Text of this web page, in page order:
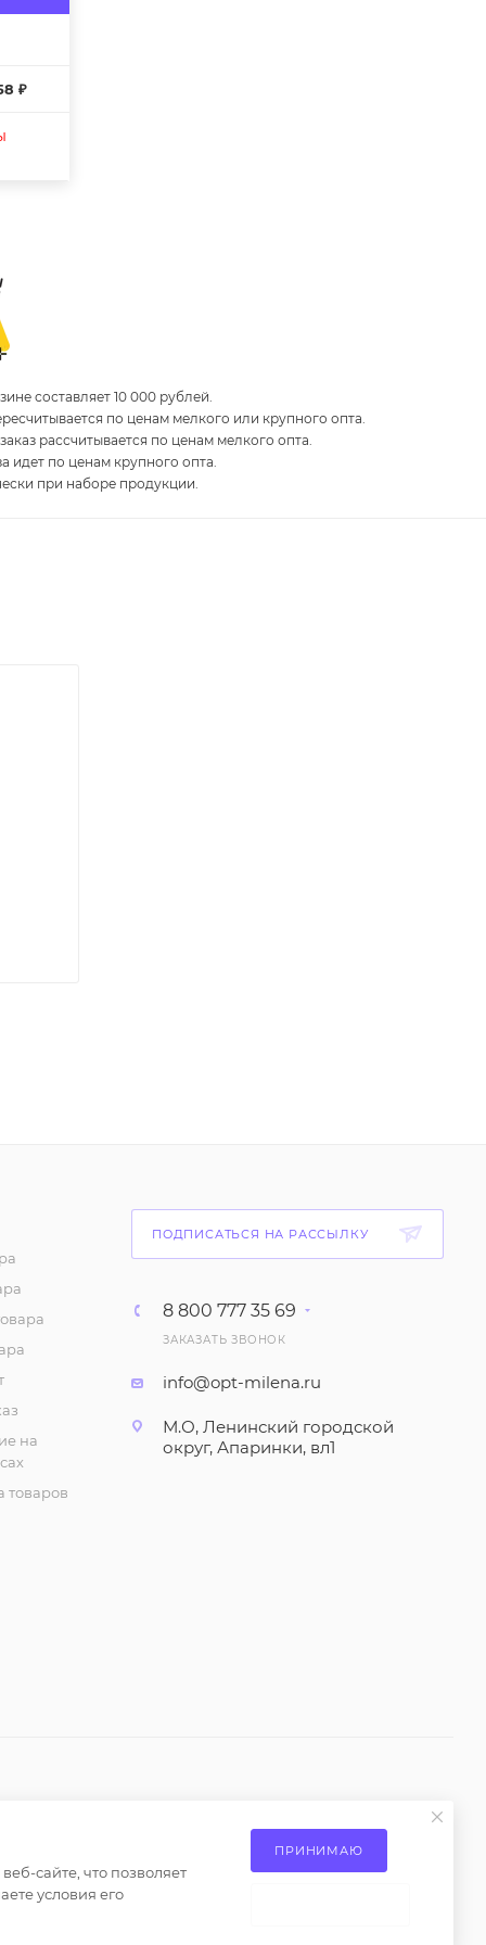
₽
составляет 10 000 рублей.
по ценам мелкого или крупного опта.
рассчитывается по ценам мелкого опта.
идет по ценам крупного опта.
при наборе продукции.
на
товаров
ПОДПИСАТЬСЯ НА РАССЫЛКУ
8 800 777 35 69
ЗАКАЗАТЬ ЗВОНОК
info@opt-milena.ru
М.О, Ленинский городской
округ, Апаринки, вл1
пункта 2 статьи 437 Гражданского кодекса
при наличии письменного разрешения
сайте, что позволяет
условия его
ПРИНИМАЮ